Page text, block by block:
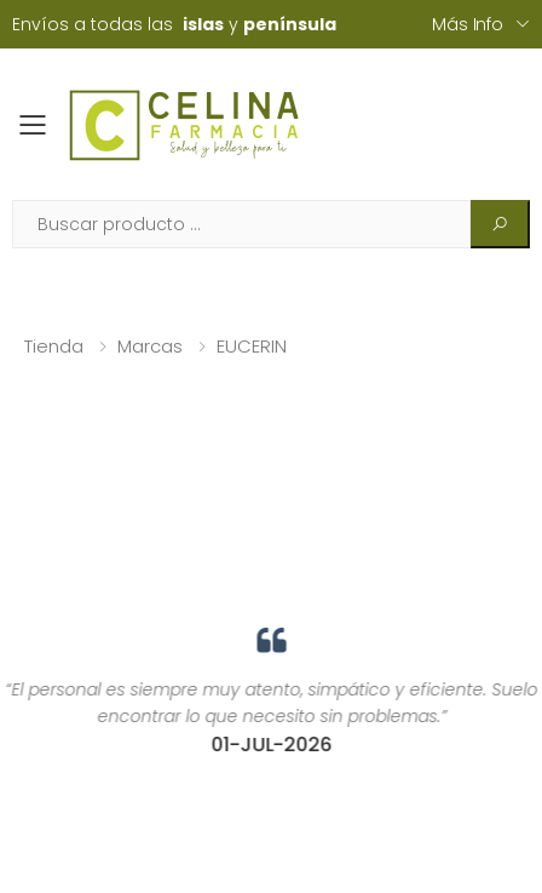
Envíos a todas las islas y península Más Info
Toggle mobile menu
Tienda Marcas EUCERIN
“El personal es siempre muy atento, simpático y eficiente. Suelo
encontrar lo que necesito sin problemas.”
01-JUL-2026